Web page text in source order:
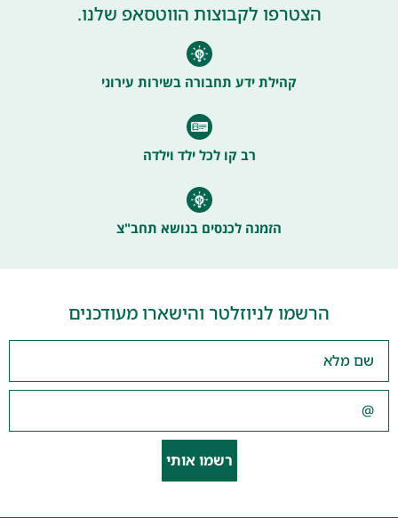
הצטרפו לקבוצות הווטסאפ שלנו.
קהילת ידע תחבורה בשירות עירוני
רב קו לכל ילד וילדה
הזמנה לכנסים בנושא תחב"צ
הרשמו לניוזלטר והישארו מעודכנים
רשמו אותי